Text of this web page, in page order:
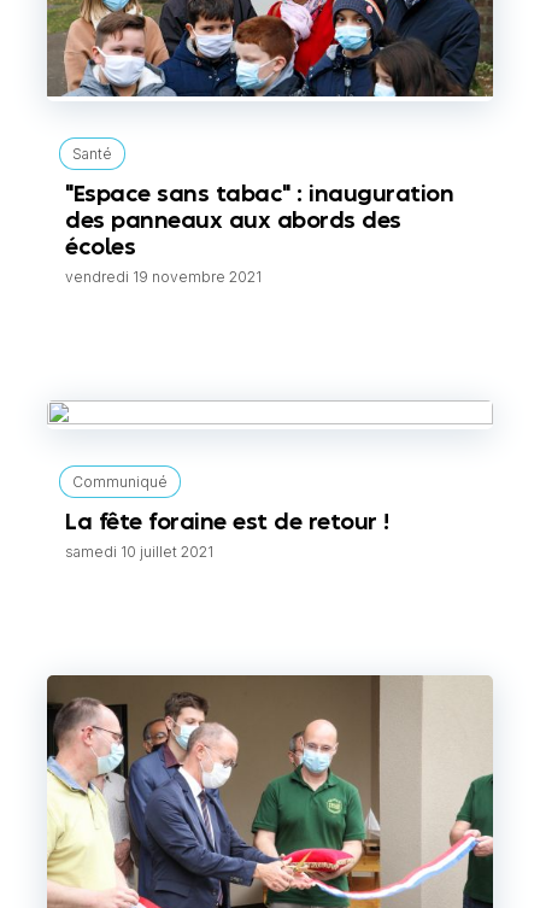
Santé
"Espace sans tabac" : inauguration
des panneaux aux abords des
écoles
vendredi 19 novembre 2021
Communiqué
La fête foraine est de retour !
samedi 10 juillet 2021